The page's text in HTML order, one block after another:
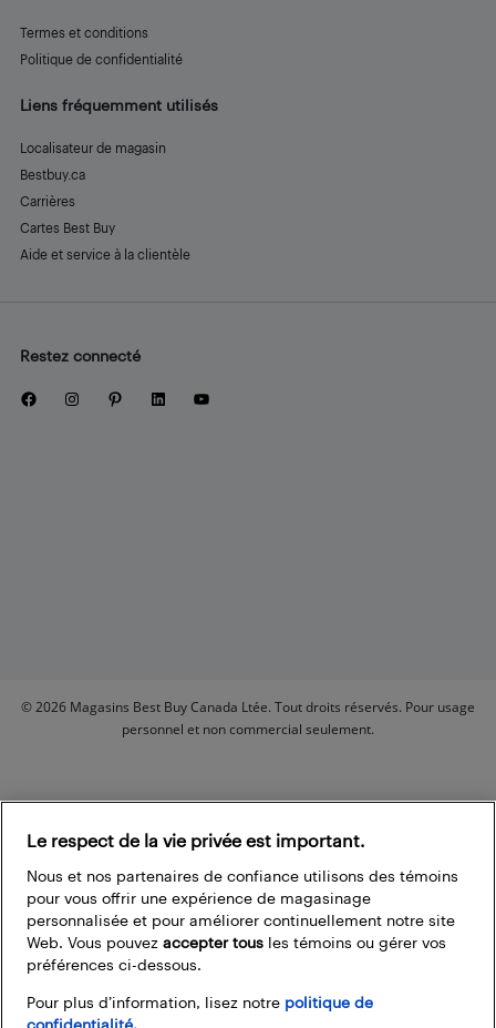
Termes et conditions
Politique de confidentialité
Liens fréquemment utilisés
Localisateur de magasin
Bestbuy.ca
Carrières
Cartes Best Buy
Aide et service à la clientèle
Restez connecté
© 2026 Magasins Best Buy Canada Ltée. Tout droits réservés. Pour usage
personnel et non commercial seulement.
Le respect de la vie privée est important.
Nous et nos partenaires de confiance utilisons des témoins
pour vous offrir une expérience de magasinage
personnalisée et pour améliorer continuellement notre site
Web. Vous pouvez accepter tous les témoins ou gérer vos
préférences ci-dessous.
Pour plus d’information, lisez notre politique de
confidentialité.